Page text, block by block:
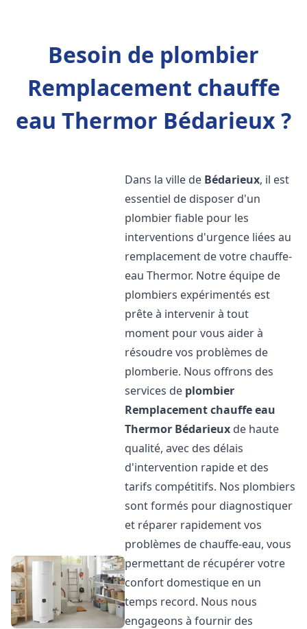
Besoin de plombier
Remplacement chauffe
eau Thermor Bédarieux ?
Dans la ville de Bédarieux, il est
essentiel de disposer d'un
plombier fiable pour les
interventions d'urgence liées au
remplacement de votre chauffe-
eau Thermor. Notre équipe de
plombiers expérimentés est
prête à intervenir à tout
moment pour vous aider à
résoudre vos problèmes de
plomberie. Nous offrons des
services de plombier
Remplacement chauffe eau
Thermor Bédarieux de haute
qualité, avec des délais
d'intervention rapide et des
tarifs compétitifs. Nos plombiers
sont formés pour diagnostiquer
et réparer rapidement vos
problèmes de chauffe-eau, vous
permettant de récupérer votre
confort domestique en un
temps record. Nous nous
engageons à fournir des